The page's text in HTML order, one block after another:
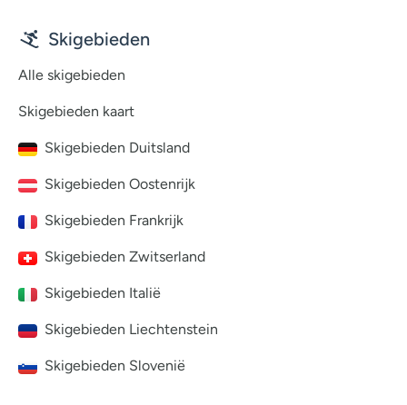
Skigebieden
Alle skigebieden
Skigebieden kaart
Skigebieden Duitsland
Skigebieden Oostenrijk
Skigebieden Frankrijk
Skigebieden Zwitserland
Skigebieden Italië
Skigebieden Liechtenstein
Skigebieden Slovenië